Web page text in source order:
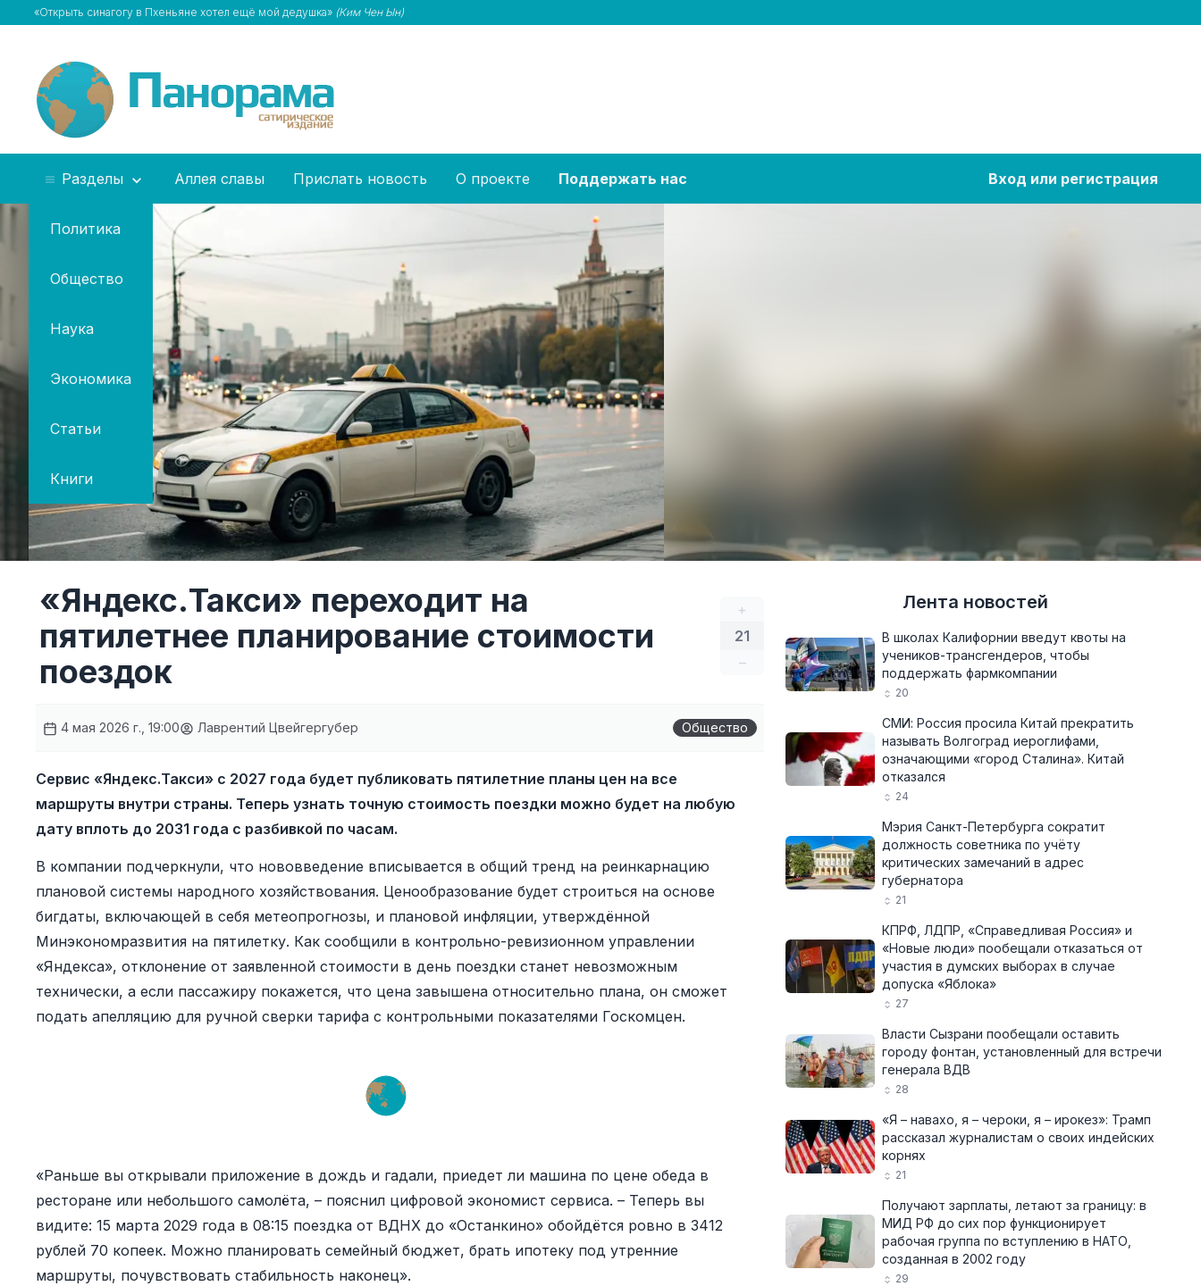
«Открыть синагогу в Пхеньяне хотел ещё мой дедушка» (Ким Чен Ын)
Разделы
Политика
Общество
Наука
Экономика
Статьи
Книги
Аллея славы Прислать новость О проекте Поддержать нас Вход или регистрация
+
21
–
«Яндекс.Такси» переходит на
пятилетнее планирование стоимости
поездок
4 мая 2026 г., 19:00 Лаврентий Цвейгергубер Общество
Сервис «Яндекс.Такси» с 2027 года будет публиковать пятилетние планы цен на все
маршруты внутри страны. Теперь узнать точную стоимость поездки можно будет на любую
дату вплоть до 2031 года с разбивкой по часам.
В компании подчеркнули, что нововведение вписывается в общий тренд на реинкарнацию
плановой системы народного хозяйствования. Ценообразование будет строиться на основе
бигдаты, включающей в себя метеопрогнозы, и плановой инфляции, утверждённой
Минэкономразвития на пятилетку. Как сообщили в контрольно-ревизионном управлении
«Яндекса», отклонение от заявленной стоимости в день поездки станет невозможным
технически, а если пассажиру покажется, что цена завышена относительно плана, он сможет
подать апелляцию для ручной сверки тарифа с контрольными показателями Госкомцен.
«Раньше вы открывали приложение в дождь и гадали, приедет ли машина по цене обеда в
ресторане или небольшого самолёта, – пояснил цифровой экономист сервиса. – Теперь вы
видите: 15 марта 2029 года в 08:15 поездка от ВДНХ до «Останкино» обойдётся ровно в 3412
рублей 70 копеек. Можно планировать семейный бюджет, брать ипотеку под утренние
маршруты, почувствовать стабильность наконец».
Лента новостей
В школах Калифорнии введут квоты на
учеников-трансгендеров, чтобы
поддержать фармкомпании
20
СМИ: Россия просила Китай прекратить
называть Волгоград иероглифами,
означающими «город Сталина». Китай
отказался
24
Мэрия Санкт-Петербурга сократит
должность советника по учёту
критических замечаний в адрес
губернатора
21
КПРФ, ЛДПР, «Справедливая Россия» и
«Новые люди» пообещали отказаться от
участия в думских выборах в случае
допуска «Яблока»
27
Власти Сызрани пообещали оставить
городу фонтан, установленный для встречи
генерала ВДВ
28
«Я – навахо, я – чероки, я – ирокез»: Трамп
рассказал журналистам о своих индейских
корнях
21
Получают зарплаты, летают за границу: в
МИД РФ до сих пор функционирует
рабочая группа по вступлению в НАТО,
созданная в 2002 году
29